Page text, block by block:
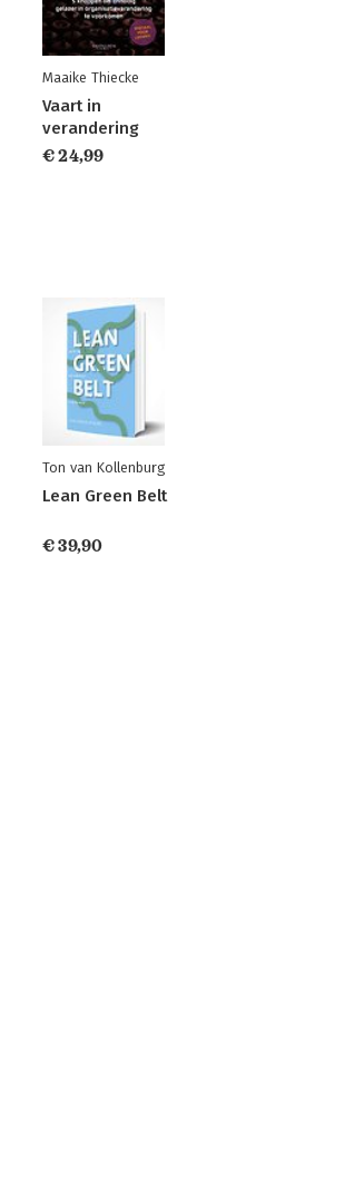
Maaike Thiecke
Vaart in
verandering
€ 24,99
Ton van Kollenburg
Lean Green Belt
€ 39,90